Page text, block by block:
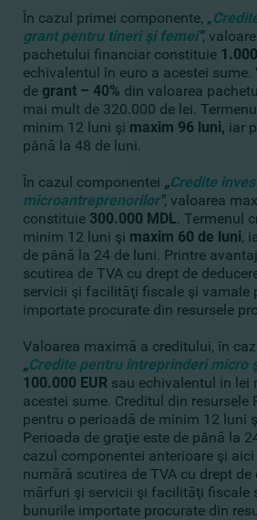
În cazul primei componente, „
grant pentru tineri şi femei",
pachetului financiar constituie
echivalentul în euro a acestei
de grant – 40% din valoarea
mai mult de 320.000 de lei.
minim 12 luni şi maxim 96 luni, iar
până la 48 de luni.
În cazul componentei „Credite
microantreprenorilor", valoarea
constituie 300.000 MDL. Termenul
minim 12 luni şi maxim 60 de luni,
de până la 24 de luni. Printre
scutirea de TVA cu drept de
servicii şi facilităţi fiscale şi vamale
importate procurate din resursele
Valoarea maximă a creditului, în
„Credite pentru întreprinderi micro
100.000 EUR sau echivalentul in lei
acestei sume. Creditul din resursele
pentru o perioadă de minim 12 luni
Perioada de graţie este de până la
cazul componentei anterioare şi
numără scutirea de TVA cu drept de
mărfuri şi servicii şi facilităţi fiscale
bunurile importate procurate din